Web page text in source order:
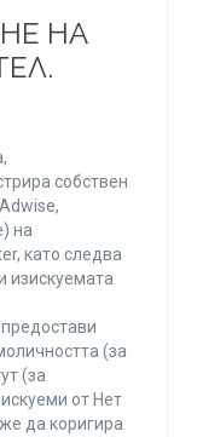
НА
собствен
на
като следва
изискуемата
(за
(за
от Нет
да коригира